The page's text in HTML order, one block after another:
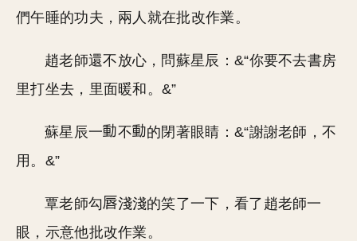
們午睡的功夫，兩人就在批改作業。
趙老師還不放心，問蘇星辰：&“你要不去書房
里打坐去，里面暖和。&”
蘇星辰一 不
的閉著眼睛：&“謝謝老師，不
用。&”
覃老師勾
淺淺的笑了一下，看了趙老師一
眼，示意他批改作業。